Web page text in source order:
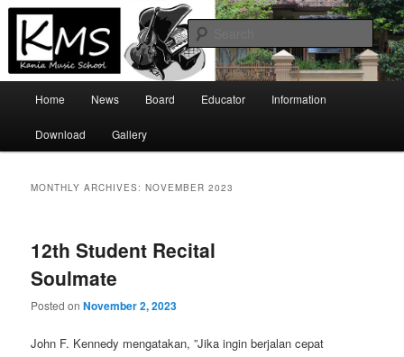
Skip
primary
content
Skip
secondary
contentKania Music School
Official Site
Home News Board Educator Information
Download Gallery
MONTHLY ARCHIVES:NOVEMBER 2023
12th Student Recital
Soulmate
Posted onNovember 2, 2023
John F. Kennedy mengatakan, ”Jika ingin berjalan cepat